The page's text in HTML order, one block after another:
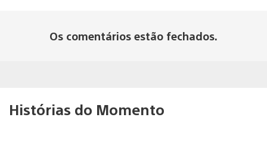
Os comentários estão fechados.
Histórias do Momento